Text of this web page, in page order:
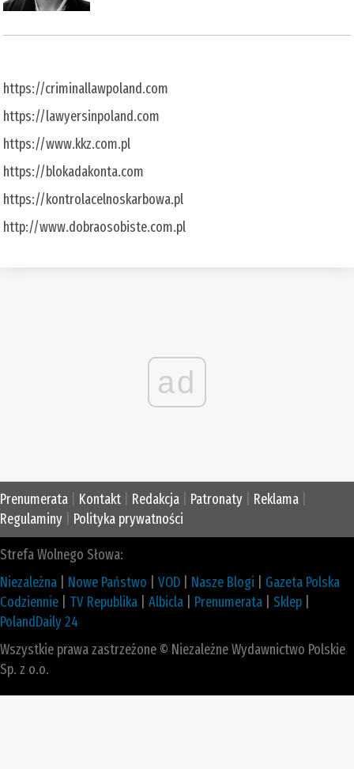
https://criminallawpoland.com
https://lawyersinpoland.com
https://www.kkz.com.pl
https://blokadakonta.com
https://kontrolacelnoskarbowa.pl
http://www.dobraosobiste.com.pl
ad
Prenumerata Kontakt Redakcja Patronaty Reklama
Regulaminy
Polityka prywatności
Strefa Wolnego Słowa:
Niezależna
Nowe Państwo VOD Nasze Blogi
Gazeta Polska
Codziennie
TV Republika Albicla Prenumerata Sklep
PolandDaily 24
Wszystkie prawa zastrzeżone © Niezależne Wydawnictwo Polskie
Sp. z o.o.